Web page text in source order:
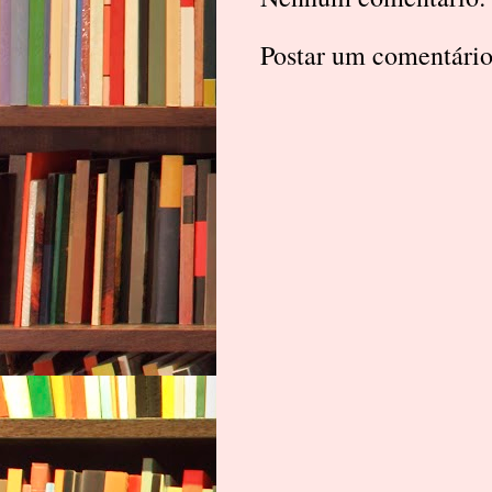
Postar um comentário